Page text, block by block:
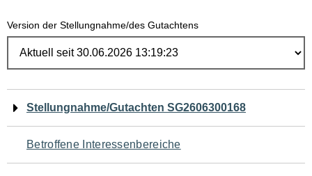
Version der Stellungnahme/des Gutachtens
Navigation
für
den
Stellungnahme/Gutachten SG2606300168
Betroffene Interessenbereiche